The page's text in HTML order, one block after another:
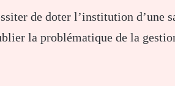
de doter l’institution d’une
la problématique de la